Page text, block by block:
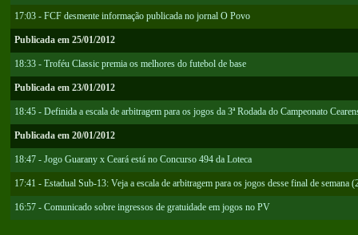
17:03 - FCF desmente informação publicada no jornal O Povo
Publicada em 25/01/2012
18:33 - Troféu Classic premia os melhores do futebol de base
Publicada em 23/01/2012
18:45 - Definida a escala de arbitragem para os jogos da 3ª Rodada do Campeonato
Publicada em 20/01/2012
18:47 - Jogo Guarany x Ceará está no Concurso 494 da Loteca
17:41 - Estadual Sub-13: Veja a escala de arbitragem para os jogos desse final de semana
16:57 - Comunicado sobre ingressos de gratuidade em jogos no PV